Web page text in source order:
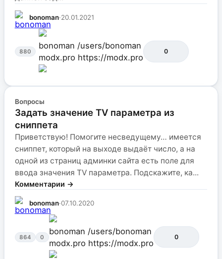
bonoman·20.01.2021
880
bonoman /users/bonoman
modx.pro https://modx.pro
0
Вопросы
Задать значение TV параметра из
сниппета
Приветствую! Помогите несведущему… имеется
сниппет, который на выходе выдаёт число, а на
одной из страниц админки сайта есть поле для
ввода значения TV параметра. Подскажите, ка...
Комментарии →
bonoman·07.10.2020
864 0
bonoman /users/bonoman
modx.pro https://modx.pro
0